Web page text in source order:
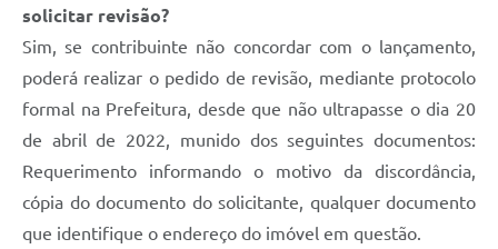
solicitar revisão?
Sim, se contribuinte não concordar com o lançamento,
poderá realizar o pedido de revisão, mediante protocolo
formal na Prefeitura, desde que não ultrapasse o dia 20
de abril de 2022, munido dos seguintes documentos:
Requerimento informando o motivo da discordância,
cópia do documento do solicitante, qualquer documento
que identifique o endereço do imóvel em questão.